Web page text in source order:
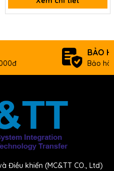
BẢO
Bảo
Điều khiển (MC&TT CO., Ltd)